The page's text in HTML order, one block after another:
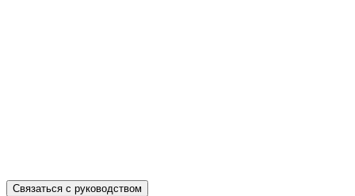
Связаться с руководством